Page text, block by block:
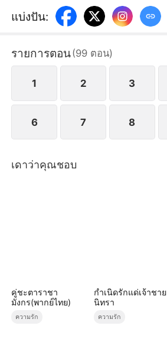
แบ่งปัน:
รายการตอน(99 ตอน)
1 2 3
6 7 8
เดาว่าคุณชอบ
คู่ชะตาราชา
มังกร(พากย์ไทย)
ความรัก
กำเนิดรักแด่เจ้าชาย
นิทรา
ความรัก